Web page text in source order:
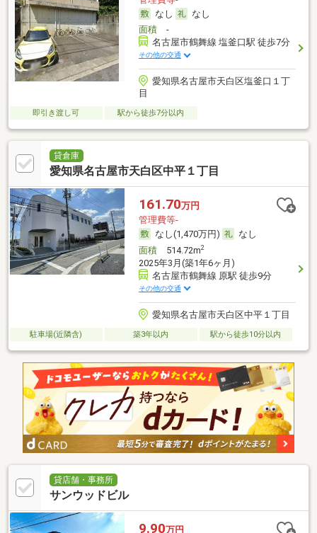
なし
なし
面積-
名古屋市鶴舞線 塩釜口駅 徒歩7分
その他の交通
愛知県名古屋市天白区塩釜口１丁
目
即引き渡し可 駅から徒歩7分以内
貸倉庫
愛知県名古屋市天白区中平１丁目
161.70万円
管理費等-
なし(1,470万円)
なし
面積514.72m2
2025年3月(築1年6ヶ月)
名古屋市鶴舞線 原駅 徒歩9分
その他の交通
愛知県名古屋市天白区中平１丁目
駐車場(近隣含) 築3年以内 駅から徒歩10分以内
貸店舗・事務所
サンウッドビル
9.90万円